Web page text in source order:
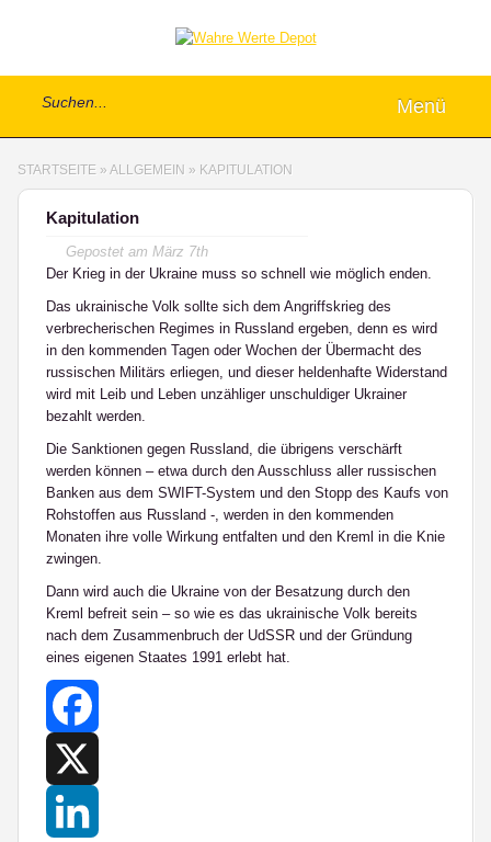
Menü
STARTSEITE » ALLGEMEIN » KAPITULATION
Kapitulation
Gepostet am März 7th
Der Krieg in der Ukraine muss so schnell wie möglich enden.
Das ukrainische Volk sollte sich dem Angriffskrieg des
verbrecherischen Regimes in Russland ergeben, denn es wird
in den kommenden Tagen oder Wochen der Übermacht des
russischen Militärs erliegen, und dieser heldenhafte Widerstand
wird mit Leib und Leben unzähliger unschuldiger Ukrainer
bezahlt werden.
Die Sanktionen gegen Russland, die übrigens verschärft
werden können – etwa durch den Ausschluss aller russischen
Banken aus dem SWIFT-System und den Stopp des Kaufs von
Rohstoffen aus Russland -, werden in den kommenden
Monaten ihre volle Wirkung entfalten und den Kreml in die Knie
zwingen.
Dann wird auch die Ukraine von der Besatzung durch den
Kreml befreit sein – so wie es das ukrainische Volk bereits
nach dem Zusammenbruch der UdSSR und der Gründung
eines eigenen Staates 1991 erlebt hat.
Facebook